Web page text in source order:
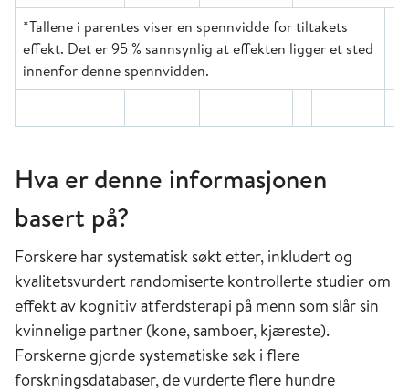
*Tallene i parentes viser en spennvidde for tiltakets
effekt. Det er 95 % sannsynlig at effekten ligger et sted
innenfor denne spennvidden.
Hva er denne informasjonen
basert på?
Forskere har systematisk søkt etter, inkludert og
kvalitetsvurdert randomiserte kontrollerte studier om
effekt av kognitiv atferdsterapi på menn som slår sin
kvinnelige partner (kone, samboer, kjæreste).
Forskerne gjorde systematiske søk i flere
forskningsdatabaser, de vurderte flere hundre